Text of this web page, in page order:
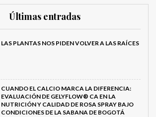
Últimas entradas
LAS PLANTAS NOS PIDEN VOLVER A LAS RAÍCES
CUANDO EL CALCIO MARCA LA DIFERENCIA:
EVALUACIÓN DE GELYFLOW® CA EN LA
NUTRICIÓN Y CALIDAD DE ROSA SPRAY BAJO
CONDICIONES DE LA SABANA DE BOGOTÁ